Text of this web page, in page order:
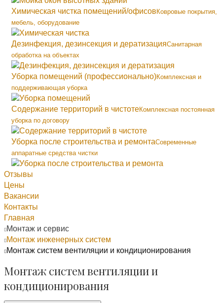
Химическая чистка помещений/офисов Ковровые покрытия,
мебель, оборудование
Дезинфекция, дезинсекция и дератизацияСанитарная
обработка на объектах
Уборка помещений (профессионально)Комплексная и
поддерживающая уборка
Содержание территорий в чистотеКомплексная постоянная
уборка по договору
Уборка после строительства и ремонтаСовременные
аппаратные средства чистки
Отзывы
Цены
Вакансии
Контакты
Главная
Монтаж и сервис
Монтаж инженерных систем
Монтаж систем вентиляции и кондиционирования
Монтаж систем вентиляции и
кондиционирования